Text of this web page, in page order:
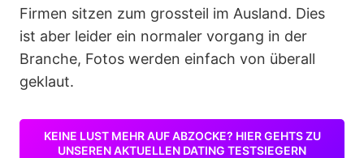
Firmen sitzen zum grossteil im Ausland. Dies
ist aber leider ein normaler vorgang in der
Branche, Fotos werden einfach von überall
geklaut.
KEINE LUST MEHR AUF ABZOCKE? HIER GEHTS ZU
UNSEREN AKTUELLEN DATING TESTSIEGERN